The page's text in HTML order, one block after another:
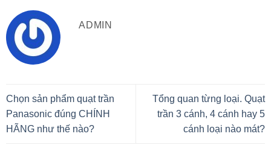
ADMIN
Chọn sản phẩm quạt trần
Panasonic đúng CHÍNH
HÃNG như thế nào?
Tổng quan từng loại. Quạt
trần 3 cánh, 4 cánh hay 5
cánh loại nào mát?